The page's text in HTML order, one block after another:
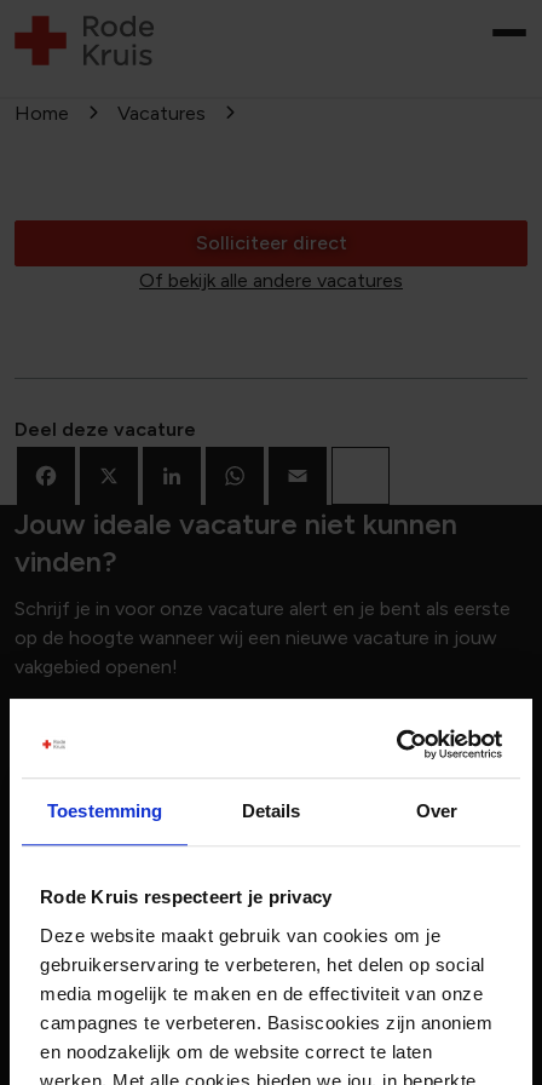
Toestemming Details Over
Rode Kruis respecteert je privacy
Deze website maakt gebruik van cookies om je
gebruikerservaring te verbeteren, het delen op social
media mogelijk te maken en de effectiviteit van onze
campagnes te verbeteren. Basiscookies zijn anoniem
en noodzakelijk om de website correct te laten
werken. Met alle cookies bieden we jou, in beperkte
Home Vacatures
Solliciteer direct
Of bekijk alle andere vacatures
Deel deze vacature
WhatsApp
Email
Jouw ideale vacature niet kunnen
vinden?
Schrijf je in voor onze vacature alert en je bent als eerste
op de hoogte wanneer wij een nieuwe vacature in jouw
vakgebied openen!
Achternaam
E-mailadres
Vakgebied
0 geselecteerd